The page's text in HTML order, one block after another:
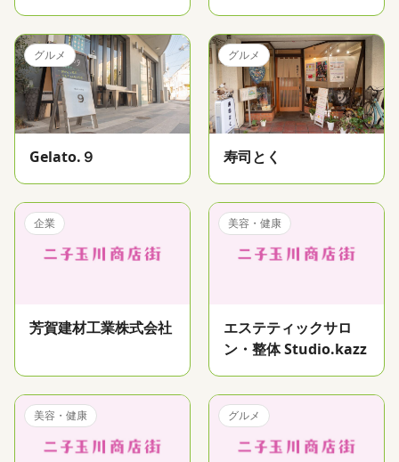
グルメ
Gelato.９
グルメ
寿司とく
企業
芳賀建材工業株式会社
美容・健康
エステティックサロ
ン・整体 Studio.kazz
美容・健康 グルメ